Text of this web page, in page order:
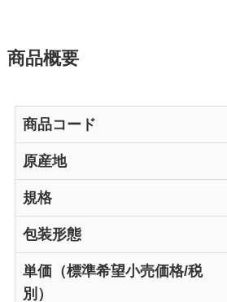
商品概要
商品コード
原産地
規格
包装形態
単価（標準希望小売価格/税
別）